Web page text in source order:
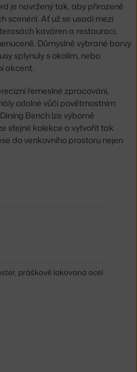
je navržený tak, aby přirozeně
scenérií. Ať už se usadí mezi
kaváren a restaurací,
Důmyslně vybrané barvy
splynuly s okolím, nebo
akcent.
řemeslné zpracování,
odolné vůči povětrnostním
Bench lze výborně
stejné kolekce a vytvořit tak
do venkovního prostoru nejen
práškově lakovaná ocel